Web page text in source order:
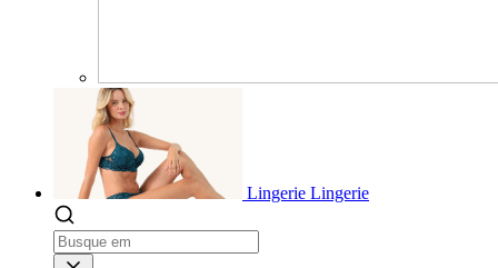
Lingerie Lingerie